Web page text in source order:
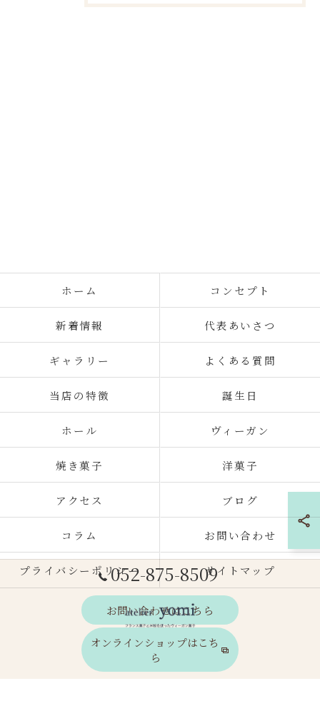
052-875-8509
お問い合わせはこちら
オンラインショップはこち
ら
ホーム コンセプト
新着情報 代表あいさつ
ギャラリー よくある質問
当店の特徴 誕生日
ホール ヴィーガン
焼き菓子 洋菓子
アクセス ブログ
コラム お問い合わせ
プライバシーポリシー サイトマップ
© 2026 愛知県名古屋市のケーキならatelier yomi ALL RIGHTS RESERVED.